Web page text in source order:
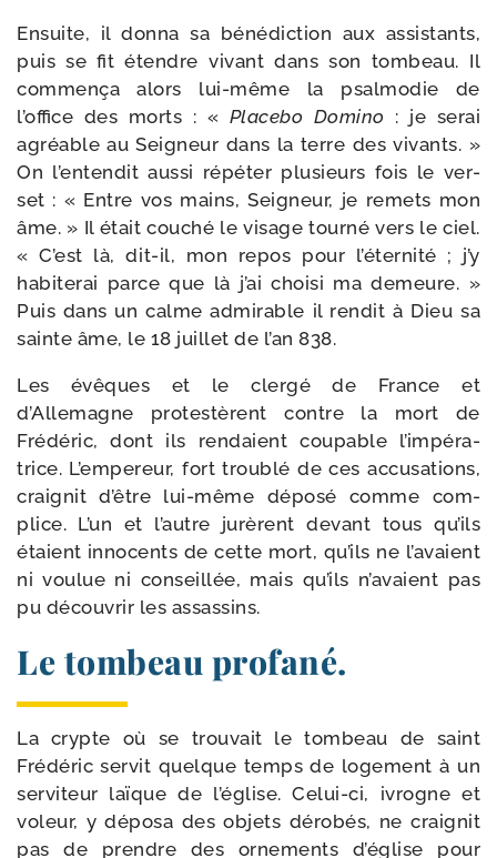
Ensuite, il don­na sa béné­dic­tion aux assis­tants,
puis se fit étendre vivant dans son tom­beau. Il
com­men­ça alors lui-​même la psal­modie de
l’office des morts : « Placebo Domino : je serai
agréable au Seigneur dans la terre des vivants. »
On l’entendit aus­si répé­ter plu­sieurs fois le ver­
set : « Entre vos mains, Seigneur, je remets mon
âme. » Il était cou­ché le visage tour­né vers le ciel.
« C’est là, dit-​il, mon repos pour l’éternité ; j’y
habi­te­rai parce que là j’ai choi­si ma demeure. »
Puis dans un calme admi­rable il ren­dit à Dieu sa
sainte âme, le 18 juillet de l’an 838.
Les évêques et le cler­gé de France et
d’Allemagne pro­tes­tèrent contre la mort de
Frédéric, dont ils ren­daient cou­pable l’impéra­
trice. L’empereur, fort trou­blé de ces accu­sa­tions,
crai­gnit d’être lui-​même dépo­sé comme com­
plice. L’un et l’autre jurèrent devant tous qu’ils
étaient inno­cents de cette mort, qu’ils ne l’avaient
ni vou­lue ni conseillée, mais qu’ils n’avaient pas
pu décou­vrir les assassins.
Le tombeau profané.
La crypte où se trou­vait le tom­beau de saint
Frédéric ser­vit quelque temps de loge­ment à un
ser­vi­teur laïque de l’église. Celui-​ci, ivrogne et
voleur, y dépo­sa des objets déro­bés, ne crai­gnit
pas de prendre des orne­ments d’église pour